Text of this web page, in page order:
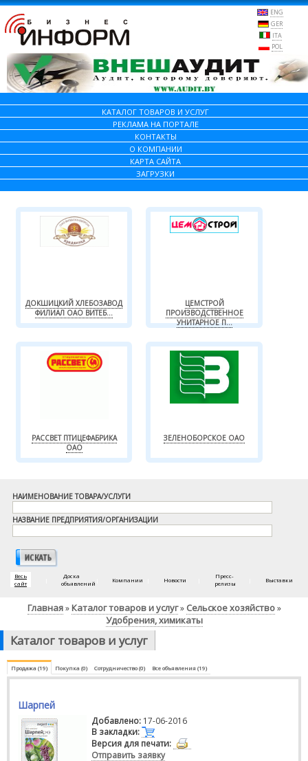
ENG
GER
ITA
POL
КАТАЛОГ ТОВАРОВ И УСЛУГ
РЕКЛАМА НА ПОРТАЛЕ
КОНТАКТЫ
О КОМПАНИИ
КАРТА САЙТА
ЗАГРУЗКИ
ДОКШИЦКИЙ ХЛЕБОЗАВОД
ФИЛИАЛ ОАО ВИТЕБ...
ЦЕМСТРОЙ
ПРОИЗВОДСТВЕННОЕ
УНИТАРНОЕ П...
РАССВЕТ ПТИЦЕФАБРИКА
ОАО
ЗЕЛЕНОБОРСКОЕ ОАО
НАИМЕНОВАНИЕ ТОВАРА/УСЛУГИ
НАЗВАНИЕ ПРЕДПРИЯТИЯ/ОРГАНИЗАЦИИ
Весь
сайт
Доска
объявлений
Компании Новости
Пресс-
релизы
Выставки
Главная» Каталог товаров и услуг» Сельское хозяйство»
Удобрения, химикаты
Каталог товаров и услуг
Продажа (19) Покупка (0) Сотрудничество (0) Все объявления (19)
Шарпей
Добавлено: 17-06-2016
В закладки:
Версия для печати:
Отправить заявку